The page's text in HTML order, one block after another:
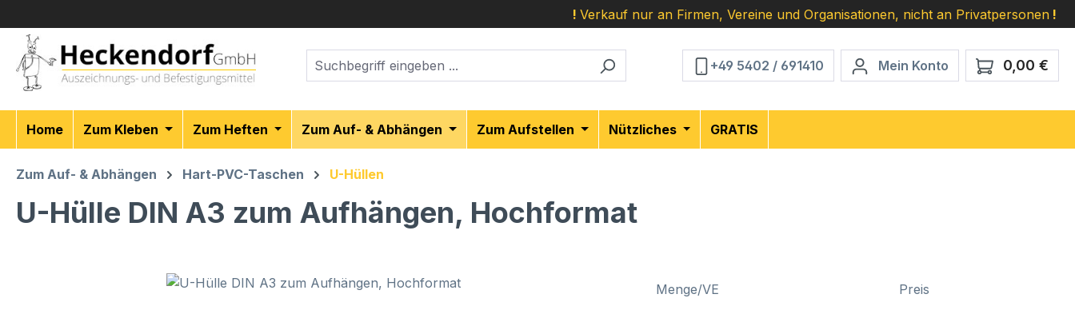
! Verkauf nur an Firmen, Vereine und Organisationen, nicht an Privatpersonen !
+49 5402 / 691410 Mein Konto 0,00 €
Home Zum Kleben Zum Heften Zum Auf- & Abhängen Zum Aufstellen Nützliches GRATIS
Zum Auf- & Abhängen Hart-PVC-Taschen U-Hüllen
U-Hülle DIN A3 zum Aufhängen, Hochformat
Bildergalerie überspringen Menge/VE Preis